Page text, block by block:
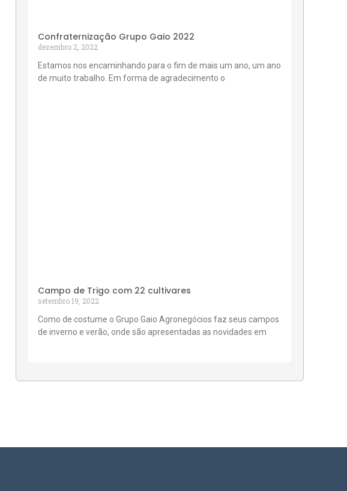
Confraternização Grupo Gaio 2022
dezembro 2, 2022
Estamos nos encaminhando para o fim de mais um ano, um ano
de muito trabalho. Em forma de agradecimento o
Campo de Trigo com 22 cultivares
setembro 19, 2022
Como de costume o Grupo Gaio Agronegócios faz seus campos
de inverno e verão, onde são apresentadas as novidades em